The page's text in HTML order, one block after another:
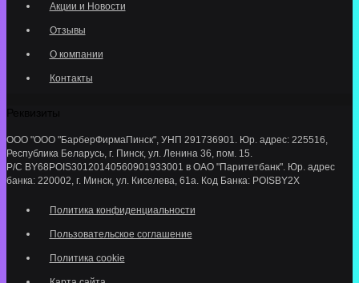
Акции и Новости
Отзывы
О компании
Контакты
ООО "ООО "БарберФирмаПинск", УНП 291736901. Юр. адрес: 225516,
Республика Беларусь, г. Пинск, ул. Ленина 36, пом. 15.
Р/С BY68POIS30120140560901933001 в ОАО "Паритетбанк". Юр. адрес
банка: 220002, г. Минск, ул. Киселева, 61а. Код Банка: POISBY2X
Политика конфиденциальности
Пользовательское соглашение
Политика cookie